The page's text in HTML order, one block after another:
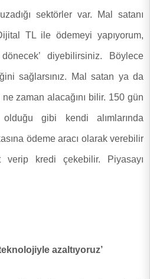
sektörler var. Mal satanı
TL ile ödemeyi yapıyorum,
diyebilirsiniz. Böylece
sağlarsınız. Mal satan ya da
zaman alacağını bilir. 150 gün
gibi kendi alımlarında
ödeme aracı olarak verebilir
kredi çekebilir. Piyasayı
azaltıyoruz’